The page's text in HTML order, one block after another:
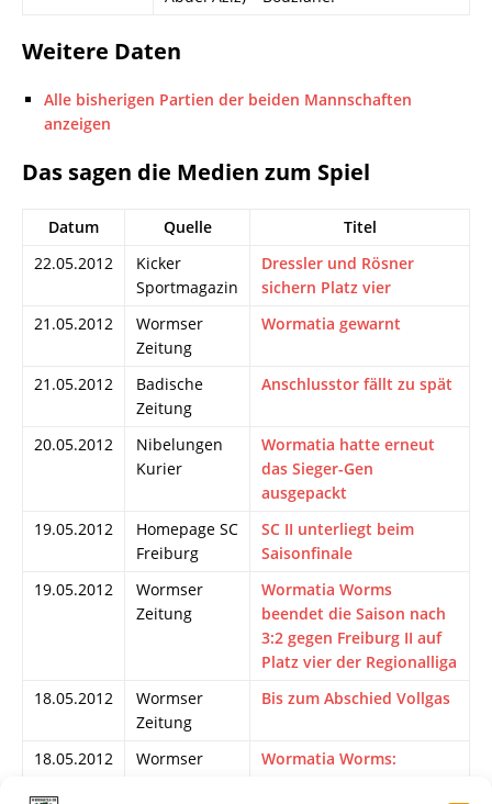
Weitere Daten
Alle bisherigen Partien der beiden Mannschaften
anzeigen
Das sagen die Medien zum Spiel
Datum Quelle
Titel
22.05.2012
Kicker
Sportmagazin
Dressler und Rösner
sichern Platz vier
21.05.2012
Wormser
Zeitung
Wormatia gewarnt
21.05.2012
Badische
Zeitung
Anschlusstor fällt zu spät
20.05.2012
Nibelungen
Kurier
Wormatia hatte erneut
das Sieger-Gen
ausgepackt
19.05.2012
Homepage SC
Freiburg
SC II unterliegt beim
Saisonfinale
19.05.2012
Wormser
Zeitung
Wormatia Worms
beendet die Saison nach
3:2 gegen Freiburg II auf
Platz vier der Regionalliga
18.05.2012
Wormser
Zeitung
Bis zum Abschied Vollgas
18.05.2012
Wormser
Wormatia Worms: